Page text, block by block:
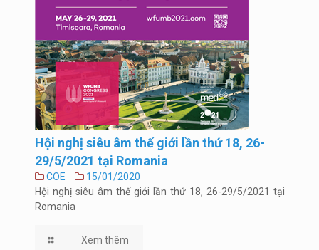
Hội nghị siêu âm thế giới lần thứ 18, 26-
29/5/2021 tại Romania
COE
15/01/2020
Hội nghị siêu âm thế giới lần thứ 18, 26-29/5/2021 tại
Romania
Xem thêm